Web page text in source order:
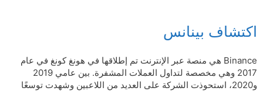
اكتشاف بينانس
Binance هي منصة عبر الإنترنت تم إطلاقها في هونغ كونغ في عام
2017 وهي مخصصة لتداول العملات المشفرة. بين عامي 2019
و2020، استحوذت الشركة على العديد من اللاعبين وشهدت توسعًا